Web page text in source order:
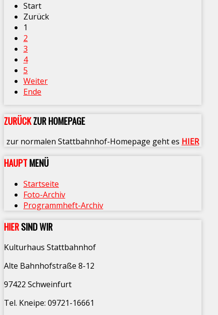
Start
Zurück
1
2
3
4
5
Weiter
Ende
ZURÜCKZUR HOMEPAGE
zur normalen Stattbahnhof-Homepage geht es HIER
HAUPTMENÜ
Startseite
Foto-Archiv
Programmheft-Archiv
HIERSIND WIR
Kulturhaus Stattbahnhof
Alte Bahnhofstraße 8-12
97422 Schweinfurt
Tel. Kneipe: 09721-16661